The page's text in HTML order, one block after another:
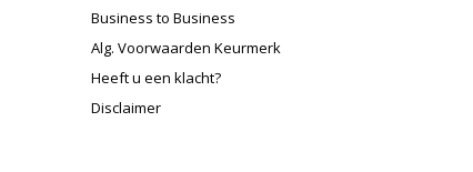
Business to Business
Alg. Voorwaarden Keurmerk
Heeft u een klacht?
Disclaimer